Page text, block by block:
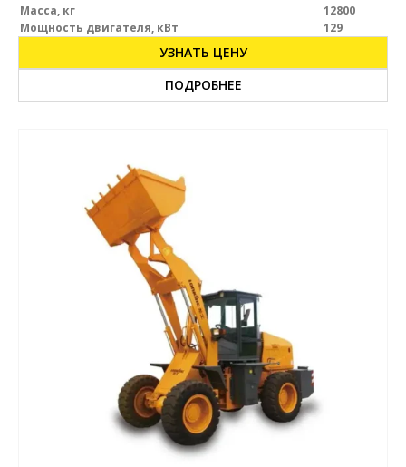
Масса, кг
12800
Мощность двигателя, кВт
129
УЗНАТЬ ЦЕНУ
ПОДРОБНЕЕ